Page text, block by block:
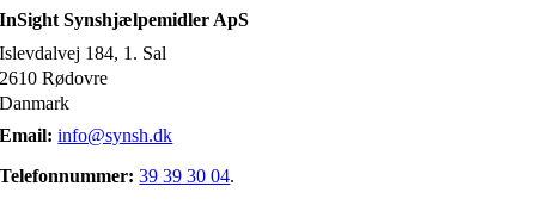
InSight Synshjælpemidler ApS
Islevdalvej 184, 1. Sal
2610 Rødovre
Danmark
Email: info@synsh.dk
Telefonnummer: 39 39 30 04.